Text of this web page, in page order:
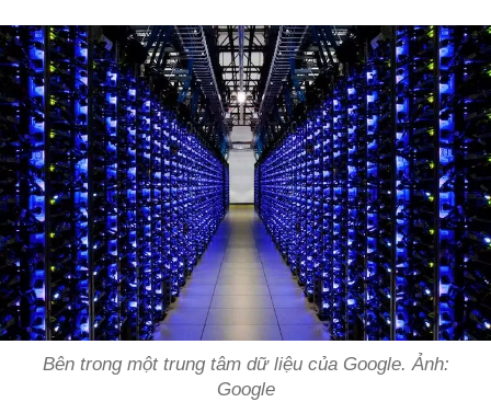
Bên trong một trung tâm dữ liệu của Google. Ảnh:
Google